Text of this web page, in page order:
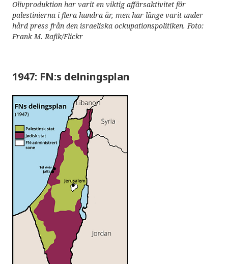
Olivproduktion har varit en viktig affärsaktivitet för
palestinierna i flera hundra år, men har länge varit under
hård press från den israeliska ockupationspolitiken. Foto:
Frank M. Rafik/Flickr
1947: FN:s delningsplan